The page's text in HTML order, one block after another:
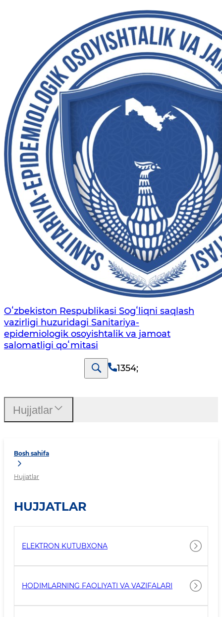
Oʻzbekiston Respublikasi Sogʻliqni saqlash
vazirligi huzuridagi Sanitariya-
epidemiologik osoyishtalik va jamoat
salomatligi qoʻmitasi
1354;
Bosh sahifa
Hujjatlar
HUJJATLAR
ELEKTRON KUTUBXONA
HODIMLARNING FAOLIYATI VA VAZIFALARI
Hujjatlar